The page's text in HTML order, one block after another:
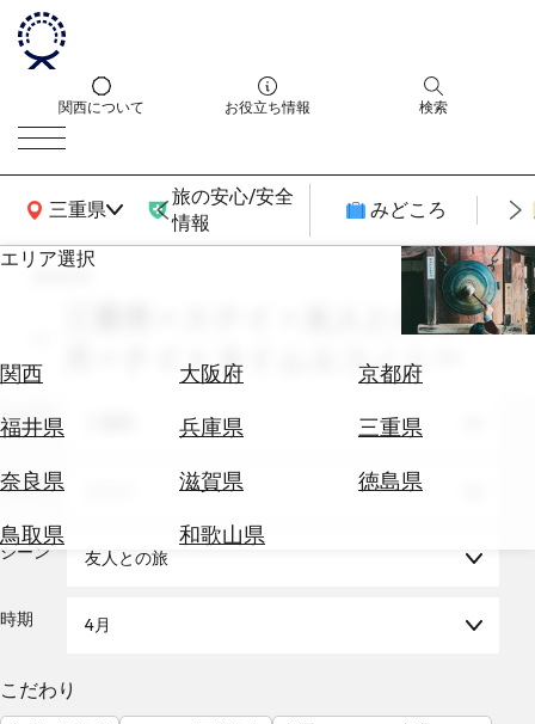
関西について お役立ち情報 検索
三重県
関西広域MAP
旅の安心/安全
情報
みどころ
エリア選択
関西 大阪府
京都府
福井県
兵庫県
三重県
奈良県
滋賀県
徳島県
鳥取県
和歌山県
エ
券
テ
を
る
気
search
三重県 × ステイ × 友人との旅 × 4
月 × ナイトタイムエコノミー
エリア
テーマ
シーン 友人との旅
時期 4月
こだわり